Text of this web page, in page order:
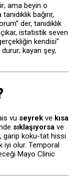
ama beyin o
bağırır,
der, tanıdıklık
istatistik seven
kendisi”
kayan şey,
vu seyrek ve kısa
sıklaşıyorsa ve
garip koku-tat hissi
iyi olur. Temporal
Mayo Clinic